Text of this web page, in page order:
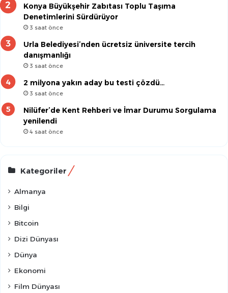
Konya Büyükşehir Zabıtası Toplu Taşıma
Denetimlerini Sürdürüyor
3 saat önce
Urla Belediyesi’nden ücretsiz üniversite tercih
danışmanlığı
3 saat önce
2 milyona yakın aday bu testi çözdü…
3 saat önce
Nilüfer’de Kent Rehberi ve İmar Durumu Sorgulama
yenilendi
4 saat önce
Kategoriler
Almanya
Bilgi
Bitcoin
Dizi Dünyası
Dünya
Ekonomi
Film Dünyası